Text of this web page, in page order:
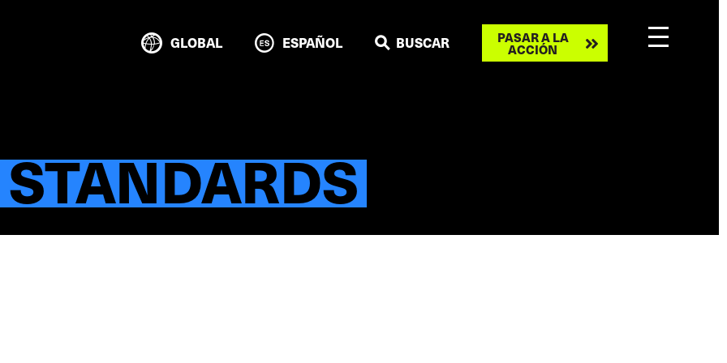
GLOBAL ESPAÑOL BUSCAR
Take
action
PASAR A LA
ACCIÓN